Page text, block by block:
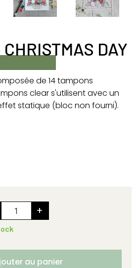
DAY
de 14 tampons
clear s'utilisent avec un
statique (bloc non fourni).
+
au panier